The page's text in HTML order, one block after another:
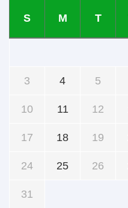
S M T
3 4 5
10 11 12
17 18 19
24 25 26
31